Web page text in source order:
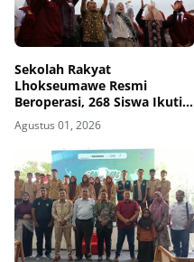
Sekolah Rakyat
Lhokseumawe Resmi
Beroperasi, 268 Siswa Ikuti
MPLS Perdana
Agustus 01, 2026